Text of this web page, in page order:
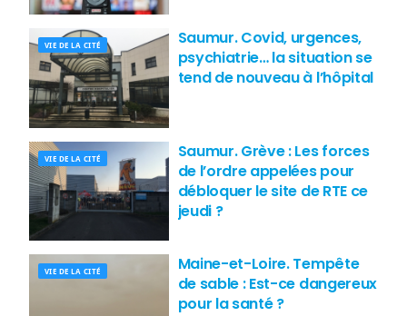
VIE DE LA CITÉ
Saumur. Covid, urgences,
psychiatrie… la situation se
tend de nouveau à l’hôpital
VIE DE LA CITÉ
Saumur. Grève : Les forces
de l’ordre appelées pour
débloquer le site de RTE ce
jeudi ?
VIE DE LA CITÉ
Maine-et-Loire. Tempête
de sable : Est-ce dangereux
pour la santé ?